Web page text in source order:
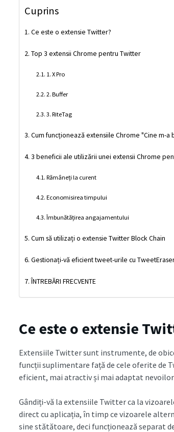
Cuprins
Ce este o extensie Twitter?
Top 3 extensii Chrome pentru Twitter
1. X Pro
2. Buffer
3. RiteTag
Cum funcționează extensiile Chrome "Cine m-a
3 beneficii ale utilizării unei extensii Chrome
Rămâneți la curent
Economisirea timpului
Îmbunătățirea angajamentului
Cum să utilizați o extensie Twitter Block Chain
Gestionați-vă eficient tweet-urile cu
ÎNTREBĂRI FRECVENTE
Ce este o extensie
Extensiile Twitter sunt instrumente, de
funcții suplimentare față de cele oferite de
eficient, mai atractiv și mai adaptat
Gândiți-vă la extensiile Twitter ca la
direct cu aplicația, în timp ce vizoarele
sine stătătoare, deci funcționează separat